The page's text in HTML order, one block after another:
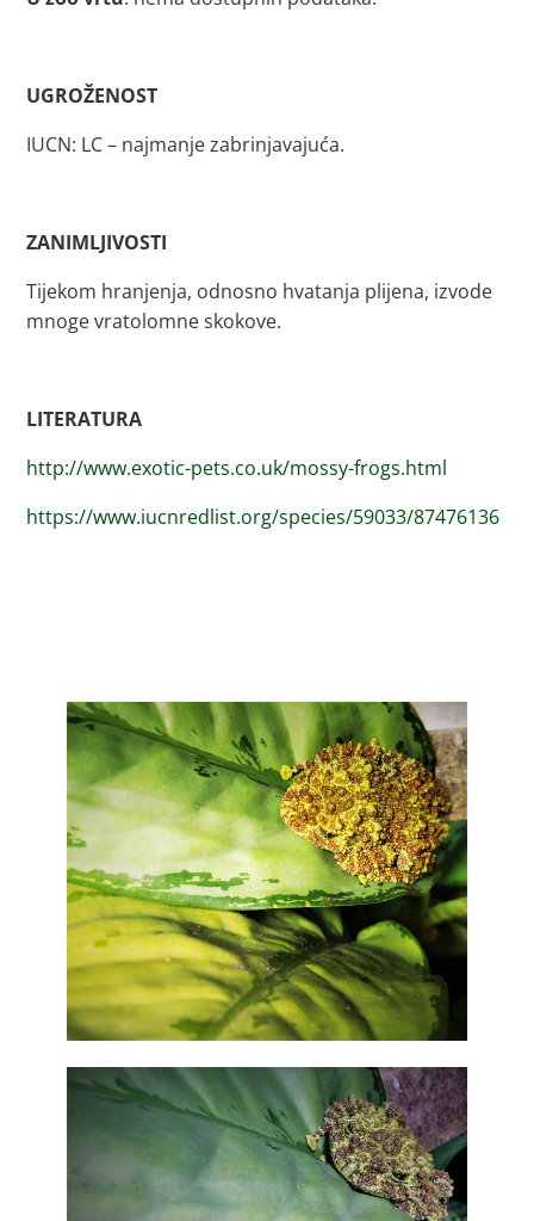
UGROŽENOST
IUCN: LC – najmanje zabrinjavajuća.
ZANIMLJIVOSTI
Tijekom hranjenja, odnosno hvatanja plijena, izvode
mnoge vratolomne skokove.
LITERATURA
http://www.exotic-pets.co.uk/mossy-frogs.html
https://www.iucnredlist.org/species/59033/87476136